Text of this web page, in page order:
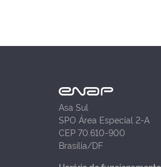
Asa Sul
SPO Área Especial 2-A
CEP 70.610-900
Brasília/DF